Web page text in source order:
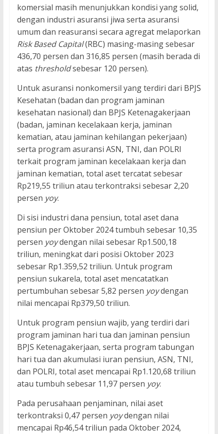
komersial masih menunjukkan kondisi yang solid,
dengan industri asuransi jiwa serta asuransi
umum dan reasuransi secara agregat melaporkan
Risk Based Capital(RBC) masing-masing sebesar
436,70 persen dan 316,85 persen (masih berada di
atas thresholdsebesar 120 persen).
Untuk asuransi nonkomersil yang terdiri dari BPJS
Kesehatan (badan dan program jaminan
kesehatan nasional) dan BPJS Ketenagakerjaan
(badan, jaminan kecelakaan kerja, jaminan
kematian, atau jaminan kehilangan pekerjaan)
serta program asuransi ASN, TNI, dan POLRI
terkait program jaminan kecelakaan kerja dan
jaminan kematian, total aset tercatat sebesar
Rp219,55 triliun atau terkontraksi sebesar 2,20
persen yoy.
Di sisi industri dana pensiun, total aset dana
pensiun per Oktober 2024 tumbuh sebesar 10,35
persen yoydengan nilai sebesar Rp1.500,18
triliun, meningkat dari posisi Oktober 2023
sebesar Rp1.359,52 triliun. Untuk program
pensiun sukarela, total aset mencatatkan
pertumbuhan sebesar 5,82 persen yoydengan
nilai mencapai Rp379,50 triliun.
Untuk program pensiun wajib, yang terdiri dari
program jaminan hari tua dan jaminan pensiun
BPJS Ketenagakerjaan, serta program tabungan
hari tua dan akumulasi iuran pensiun, ASN, TNI,
dan POLRI, total aset mencapai Rp1.120,68 triliun
atau tumbuh sebesar 11,97 persen yoy.
Pada perusahaan penjaminan, nilai aset
terkontraksi 0,47 persen yoydengan nilai
mencapai Rp46,54 triliun pada Oktober 2024,